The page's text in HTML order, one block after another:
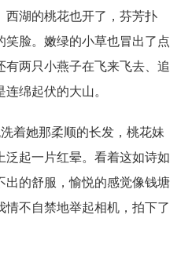
湖的桃花也开了，芬芳扑
脸。嫩绿的小草也冒出了点
两只小燕子在飞来飞去、追
绵起伏的大山。
着她那柔顺的长发，桃花妹
起一片红晕。看着这如诗如
的舒服，愉悦的感觉像钱塘
不自禁地举起相机，拍下了